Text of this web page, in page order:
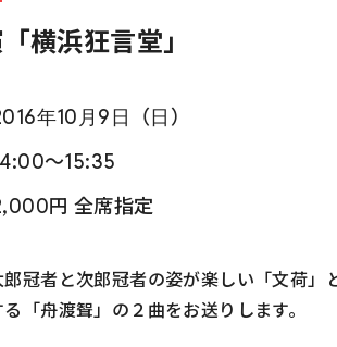
横浜狂言堂」
年10 月 9日 （日 ）
～15:35
円 全席指定
冠者と次郎冠者の姿が楽しい「文荷
「舟渡聟」の２曲をお送りします。